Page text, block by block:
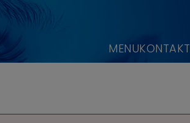
MENUKONTAKT